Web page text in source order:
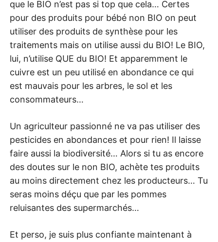
que le BIO n’est pas si top que cela… Certes
pour des produits pour bébé non BIO on peut
utiliser des produits de synthèse pour les
traitements mais on utilise aussi du BIO! Le BIO,
lui, n’utilise QUE du BIO! Et apparemment le
cuivre est un peu utilisé en abondance ce qui
est mauvais pour les arbres, le sol et les
consommateurs…
Un agriculteur passionné ne va pas utiliser des
pesticides en abondances et pour rien! Il laisse
faire aussi la biodiversité… Alors si tu as encore
des doutes sur le non BIO, achète tes produits
au moins directement chez les producteurs… Tu
seras moins déçu que par les pommes
reluisantes des supermarchés…
Et perso, je suis plus confiante maintenant à